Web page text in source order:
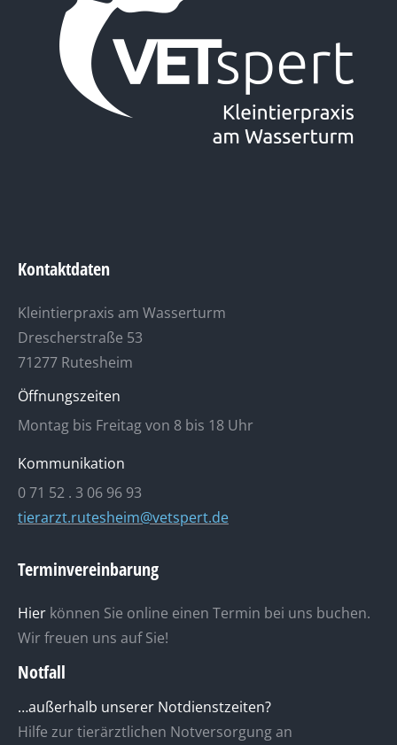
Kontaktdaten
Kleintierpraxis am Wasserturm
Drescherstraße 53
71277 Rutesheim
Öffnungszeiten
Montag bis Freitag von 8 bis 18 Uhr
Kommunikation
0 71 52 . 3 06 96 93
tierarzt.rutesheim@vetspert.de
Terminvereinbarung
Hier können Sie online einen Termin bei uns buchen.
Wir freuen uns auf Sie!
Notfall
…außerhalb unserer Notdienstzeiten?
Hilfe zur tierärztlichen Notversorgung an